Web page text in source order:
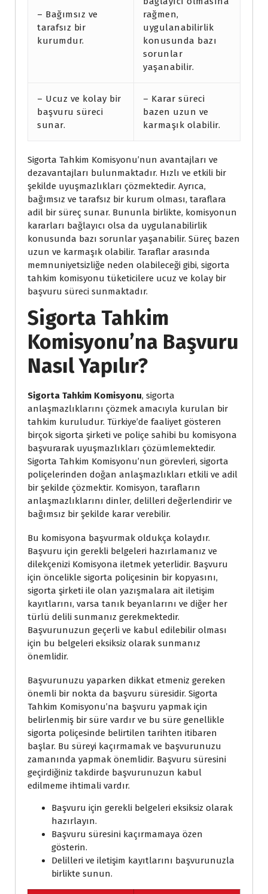
– Bağımsız ve
tarafsız bir
kurumdur.
rağmen,
uygulanabilirlik
konusunda bazı
sorunlar
yaşanabilir.
– Ucuz ve kolay bir
başvuru süreci
sunar.
– Karar süreci
bazen uzun ve
karmaşık olabilir.
Sigorta Tahkim Komisyonu’nun avantajları ve
dezavantajları bulunmaktadır. Hızlı ve etkili bir
şekilde uyuşmazlıkları çözmektedir. Ayrıca,
bağımsız ve tarafsız bir kurum olması, taraflara
adil bir süreç sunar. Bununla birlikte, komisyonun
kararları bağlayıcı olsa da uygulanabilirlik
konusunda bazı sorunlar yaşanabilir. Süreç bazen
uzun ve karmaşık olabilir. Taraflar arasında
memnuniyetsizliğe neden olabileceği gibi, sigorta
tahkim komisyonu tüketicilere ucuz ve kolay bir
başvuru süreci sunmaktadır.
Sigorta Tahkim
Komisyonu’na Başvuru
Nasıl Yapılır?
Sigorta Tahkim Komisyonu, sigorta
anlaşmazlıklarını çözmek amacıyla kurulan bir
tahkim kuruludur. Türkiye’de faaliyet gösteren
birçok sigorta şirketi ve poliçe sahibi bu komisyona
başvurarak uyuşmazlıkları çözümlemektedir.
Sigorta Tahkim Komisyonu’nun görevleri, sigorta
poliçelerinden doğan anlaşmazlıkları etkili ve adil
bir şekilde çözmektir. Komisyon, tarafların
anlaşmazlıklarını dinler, delilleri değerlendirir ve
bağımsız bir şekilde karar verebilir.
Bu komisyona başvurmak oldukça kolaydır.
Başvuru için gerekli belgeleri hazırlamanız ve
dilekçenizi Komisyona iletmek yeterlidir. Başvuru
için öncelikle sigorta poliçesinin bir kopyasını,
sigorta şirketi ile olan yazışmalara ait iletişim
kayıtlarını, varsa tanık beyanlarını ve diğer her
türlü delili sunmanız gerekmektedir.
Başvurunuzun geçerli ve kabul edilebilir olması
için bu belgeleri eksiksiz olarak sunmanız
önemlidir.
Başvurunuzu yaparken dikkat etmeniz gereken
önemli bir nokta da başvuru süresidir. Sigorta
Tahkim Komisyonu’na başvuru yapmak için
belirlenmiş bir süre vardır ve bu süre genellikle
sigorta poliçesinde belirtilen tarihten itibaren
başlar. Bu süreyi kaçırmamak ve başvurunuzu
zamanında yapmak önemlidir. Başvuru süresini
geçirdiğiniz takdirde başvurunuzun kabul
edilmeme ihtimali vardır.
Başvuru için gerekli belgeleri eksiksiz olarak
hazırlayın.
Başvuru süresini kaçırmamaya özen
gösterin.
Delilleri ve iletişim kayıtlarını başvurunuzla
birlikte sunun.